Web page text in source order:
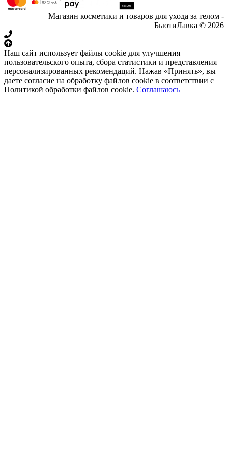
Магазин косметики и товаров для ухода за телом -
БьютиЛавка © 2026
Наш сайт использует файлы cookie для улучшения
пользовательского опыта, сбора статистики и представления
персонализированных рекомендаций. Нажав «Принять», вы
даете согласие на обработку файлов cookie в соответствии с
Политикой обработки файлов cookie. Соглашаюсь